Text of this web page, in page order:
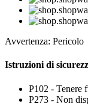
Avvertenza: Pericolo
Istruzioni di
P102 - Tenere
P273 - Non